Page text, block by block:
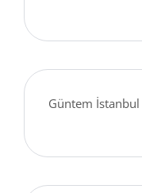
Güntem İstanbul